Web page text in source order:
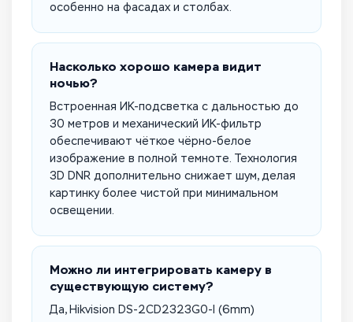
особенно на фасадах и столбах.
Насколько хорошо камера видит
ночью?
Встроенная ИК-подсветка с дальностью до
30 метров и механический ИК-фильтр
обеспечивают чёткое чёрно-белое
изображение в полной темноте. Технология
3D DNR дополнительно снижает шум, делая
картинку более чистой при минимальном
освещении.
Можно ли интегрировать камеру в
существующую систему?
Да, Hikvision DS-2CD2323G0-I (6mm)